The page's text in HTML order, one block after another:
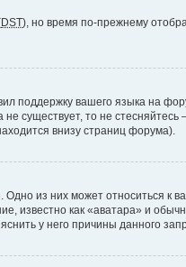
DST), но время по-прежнему
поддержку вашего языка на
существует, то не
внизу страниц форума).
из них может относиться
известно как «аватара» и
у него причины данного